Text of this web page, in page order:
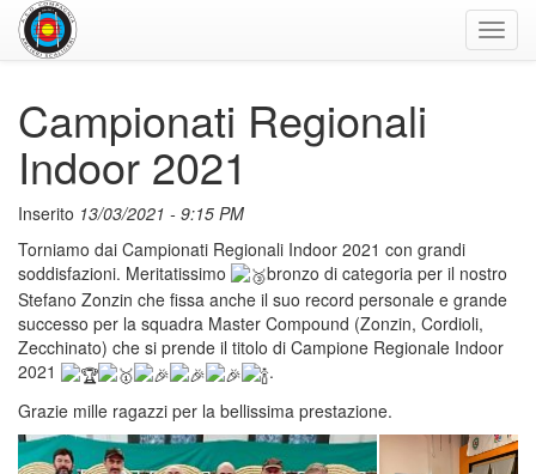
Campionati Regionali
Indoor 2021
Inserito 13/03/2021 - 9:15 PM
Torniamo dai Campionati Regionali Indoor 2021 con grandi
soddisfazioni. Meritatissimo
bronzo di categoria per il nostro
Stefano Zonzin che fissa anche il suo record personale e grande
successo per la squadra Master Compound (Zonzin, Cordioli,
Zecchinato) che si prende il titolo di Campione Regionale Indoor
2021
.
Grazie mille ragazzi per la bellissima prestazione.